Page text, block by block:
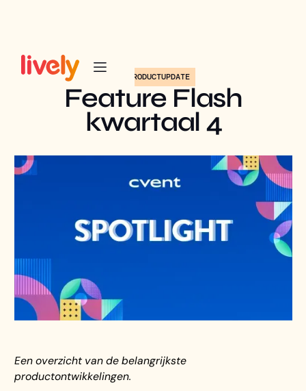
PRODUCTUPDATE
Feature Flash
kwartaal 4
Een overzicht van de belangrijkste
productontwikkelingen.